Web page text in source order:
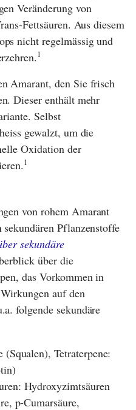
Veränderung von
Fettsäuren. Aus diesem
nicht regelmässig und
1
Amarant, den Sie frisch
Dieser enthält mehr
Selbst
gewalzt, um die
Oxidation der
1
von rohem Amarant
Pflanzenstoffe
sekundäre
über die
das Vorkommen in
auf den
folgende sekundäre
(Squalen), Tetraterpene:
Hydroxyzimtsäuren
p-Cumarsäure,